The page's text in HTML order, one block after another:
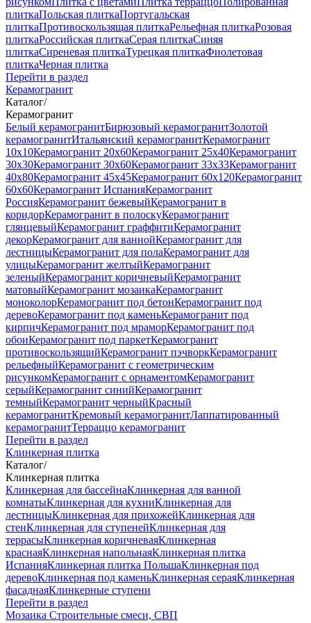
плиткаПольская плиткаПортугальская
плиткаПротивоскользящая плиткаРельефная плиткаРозовая
плиткаРоссийская плиткаСерая плиткаСиняя
плиткаСиреневая плиткаТурецкая плиткаФиолетовая
плиткаЧерная плитка
Перейти в раздел
Керамогранит
Каталог/
Керамогранит
Белый керамогранитБирюзовый керамогранитЗолотой
керамогранитИтальянский керамогранитКерамогранит
10x10Керамогранит 20x60Керамогранит 25x40Керамогранит
30x30Керамогранит 30x60Керамогранит 33x33Керамогранит
40x80Керамогранит 45x45Керамогранит 60x120Керамогранит
60x60Керамогранит ИспанияКерамогранит
РоссияКерамогранит бежевыйКерамогранит в
коридорКерамогранит в полоскуКерамогранит
глянцевыйКерамогранит граффитиКерамогранит
декорКерамогранит для ваннойКерамогранит для
лестницыКерамогранит для полаКерамогранит для
улицыКерамогранит желтыйКерамогранит
зеленыйКерамогранит коричневыйКерамогранит
матовыйКерамогранит мозаикаКерамогранит
моноколорКерамогранит под бетонКерамогранит под
деревоКерамогранит под каменьКерамогранит под
кирпичКерамогранит под мраморКерамогранит под
обоиКерамогранит под паркетКерамогранит
противоскользящийКерамогранит пэчворкКерамогранит
рельефныйКерамогранит с геометрическим
рисункомКерамогранит с орнаментомКерамогранит
серыйКерамогранит синийКерамогранит
темныйКерамогранит черныйКрасный
керамогранитКремовый керамогранитЛаппатированный
керамогранитТерраццо керамогранит
Перейти в раздел
Клинкерная плитка
Каталог/
Клинкерная плитка
Клинкерная для бассейнаКлинкерная для ванной
комнатыКлинкерная для кухниКлинкерная для
лестницыКлинкерная для прихожейКлинкерная для
стенКлинкерная для ступенейКлинкерная для
террасыКлинкерная коричневаяКлинкерная
краснаяКлинкерная напольнаяКлинкерная плитка
ИспанияКлинкерная плитка ПольшаКлинкерная под
деревоКлинкерная под каменьКлинкерная сераяКлинкерная
фасаднаяКлинкерные ступени
Перейти в раздел
Мозаика Строительные смеси, СВП